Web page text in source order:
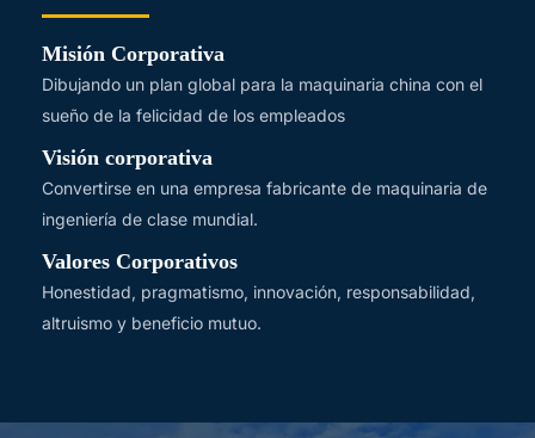
Misión Corporativa
Dibujando un plan global para la maquinaria china con el
sueño de la felicidad de los empleados
Visión corporativa
Convertirse en una empresa fabricante de maquinaria de
ingeniería de clase mundial.
Valores Corporativos
Honestidad, pragmatismo, innovación, responsabilidad,
altruismo y beneficio mutuo.